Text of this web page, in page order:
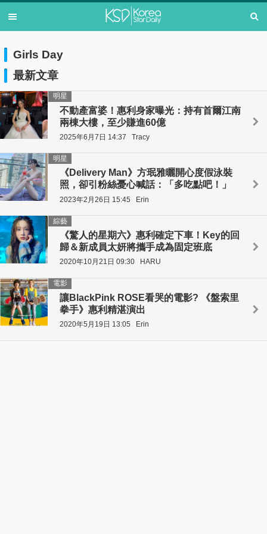
Girls Day
最新文章
不動產富婆！惠利身家曝光：持有首爾江南
兩棟大樓，至少賺進60億
明星
2025年6月7日 14:37 Tracy
《Delivery Man》方珉雅曬開心度假泳裝
照，卻引粉絲憂心喊話：「多吃點吧！」
明星
2023年2月26日 15:45 Erin
《驚人的星期六》惠利確定下車！Key的回
歸＆新成員太妍將攜手成為固定班底
綜藝
2020年10月21日 09:30 HARU
讓BlackPink ROSE看哭的電影? 《盤索里
拳手》惠利精湛演出
電影
2020年5月19日 13:05 Erin